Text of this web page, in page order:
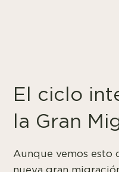
El ciclo
la Gran
Aunque vemos esto
nueva gran